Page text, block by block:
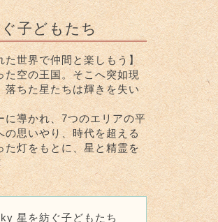
子どもたち
た世界で仲間と楽しもう】
た空の王国。そこへ突如現
落ちた星たちは輝きを失い
に導かれ、7つのエリアの平
の思いやり、時代を超える
た灯をもとに、星と精霊を
星を紡ぐ子どもたち